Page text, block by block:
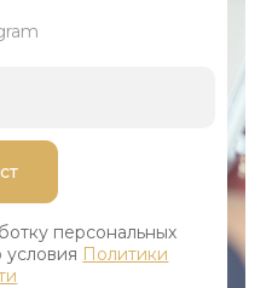
персональных
Политики